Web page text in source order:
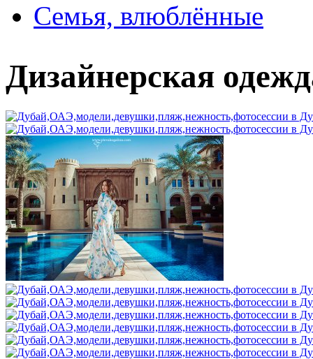
Семья, влюблённые
Дизайнерская